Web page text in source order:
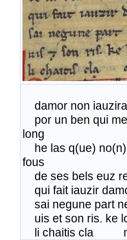
damor non
por un ben qui
long
he las q(ue) no(n)
fous
de ses bels euz
qui fait iauzir
sai negune part
uis et son ris. ke
li chaitis cla